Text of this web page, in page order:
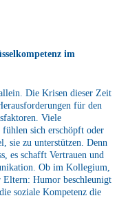
im
Die Krisen dieser Zeit
für den
Viele
sich erschöpft oder
sie zu unterstützen. Denn
es schafft Vertrauen und
Ob im Kollegium,
Humor beschleunigt
soziale Kompetenz die